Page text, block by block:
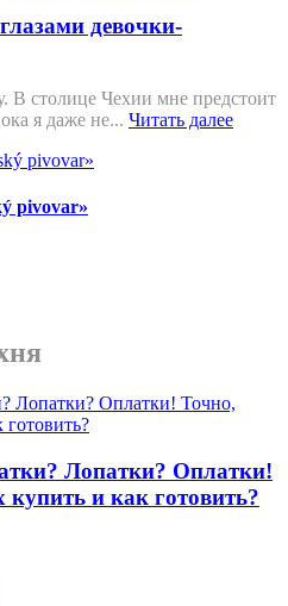
девочки-
В столице Чехии мне предстоит
я даже не... Читать далее
pivovar»
Лопатки? Оплатки!
и как готовить?